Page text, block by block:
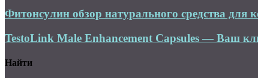
Фитонсулин обзор натурального средства для
TestoLink Male Enhancement Capsules — Ваш
Найти